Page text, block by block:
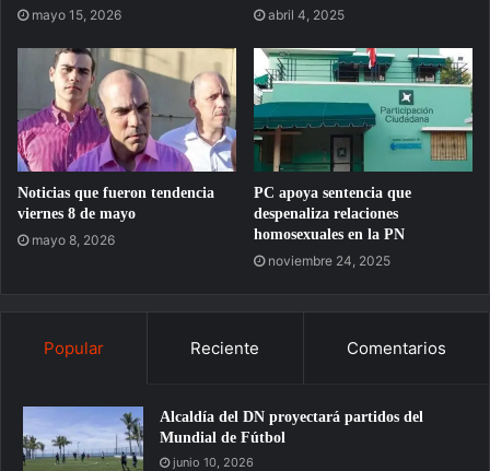
mayo 15, 2026
abril 4, 2025
Noticias que fueron tendencia
viernes 8 de mayo
mayo 8, 2026
PC apoya sentencia que
despenaliza relaciones
homosexuales en la PN
noviembre 24, 2025
Popular Reciente Comentarios
Alcaldía del DN proyectará partidos del
Mundial de Fútbol
junio 10, 2026